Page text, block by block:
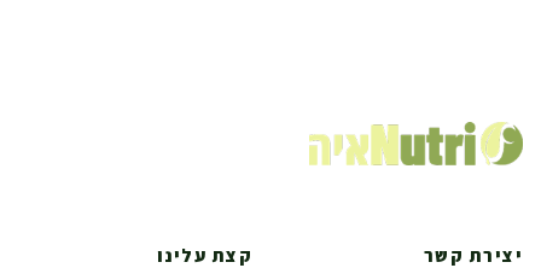
יצירת קשר קצת עלינו